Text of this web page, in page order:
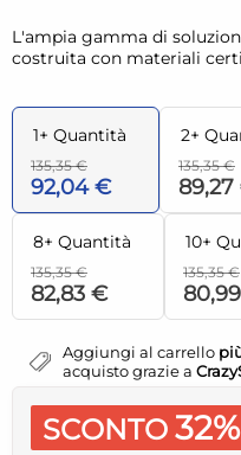
L'ampia gamma di
costruita con materiali
1+ Quantità
135,35 €
92,04 €
2+
135,35 €
8+ Quantità
135,35 €
82,83 €
10+
135,35 €
Aggiungi al carrello
acquisto grazie a
SCONTO 32%